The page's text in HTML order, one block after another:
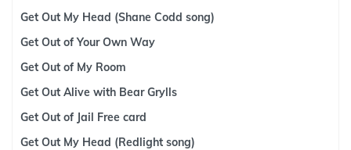
Get Out My Head (Shane Codd song)
Get Out of Your Own Way
Get Out of My Room
Get Out Alive with Bear Grylls
Get Out of Jail Free card
Get Out My Head (Redlight song)